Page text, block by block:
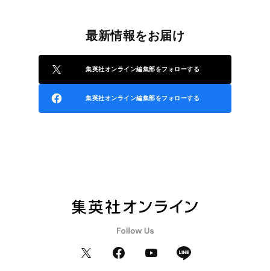
最新情報をお届け
集英社オンライン編集部をフォローする
集英社オンライン編集部をフォローする